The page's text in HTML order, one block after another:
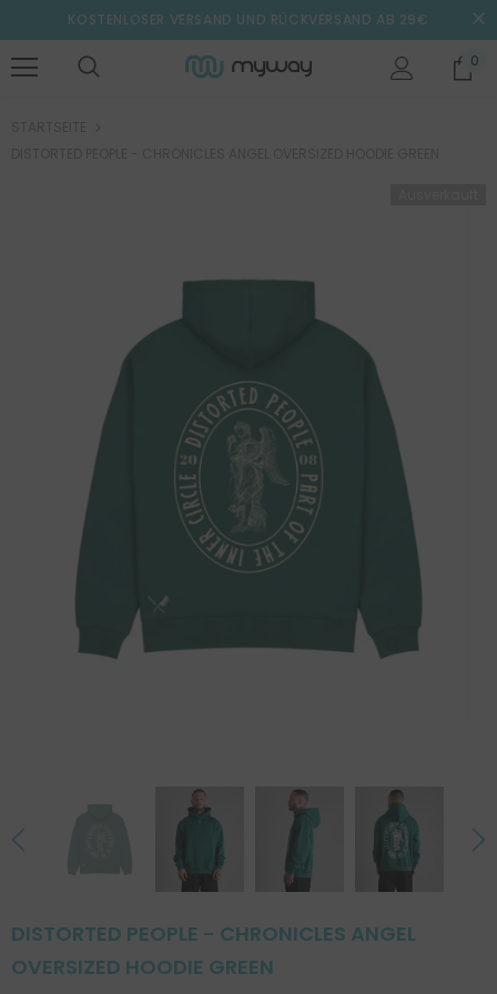
KOSTENLOSER VERSAND UND RÜCKVERSAND AB 29€
0
DISTORTED PEOPLE - CHRONICLES ANGEL
OVERSIZED HOODIE GREEN